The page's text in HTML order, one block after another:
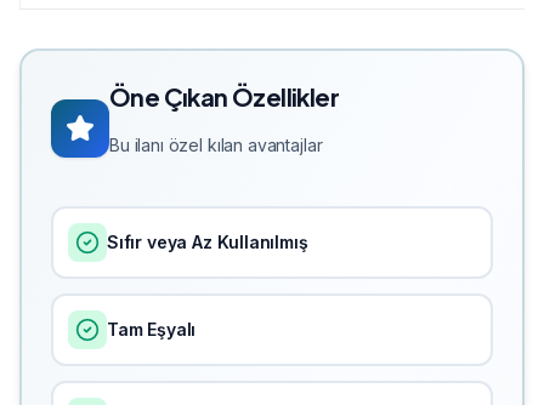
Öne Çıkan Özellikler
Bu ilanı özel kılan avantajlar
Sıfır veya Az Kullanılmış
Tam Eşyalı